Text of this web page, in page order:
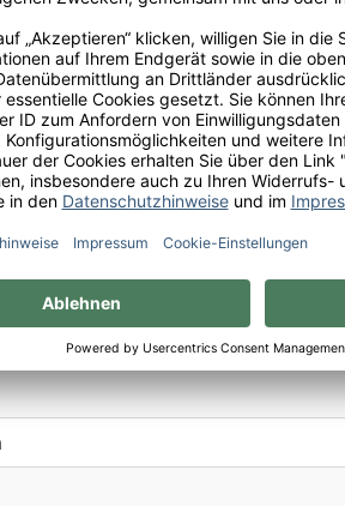
Cassis, Graphit, Lakritz, Lavendel,